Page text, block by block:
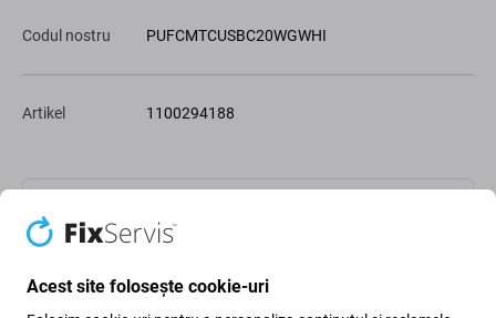
Codul nostru PUFCMTCUSBC20WGWHI
Artikel 1100294188
Pază
Acest site folosește cookie-uri